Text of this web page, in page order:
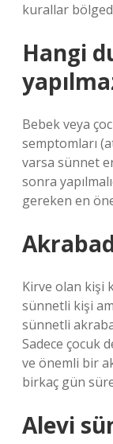
kurallar
Hangi
Bebek veya
semptomları
varsa sünnet
sonra
gereken en
Kirve olan kişi
sünnetli kişi
sünnetli
Sadece çocuk
ve önemli bir
birkaç gün
Alevi